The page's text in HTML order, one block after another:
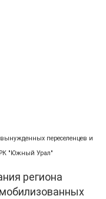
переселенцев и
"Южный Урал"
региона